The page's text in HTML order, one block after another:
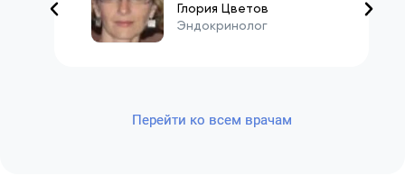
Глория Цветов
Эндокринолог
Перейти ко всем врачам